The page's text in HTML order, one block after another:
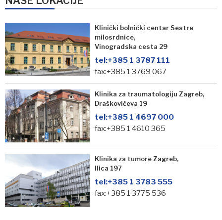
Klinički bolnički centar Sestre
milosrdnice,
Vinogradska cesta 29
tel:+385 1 3787 111
fax:+385 1 3769 067
Klinika za traumatologiju Zagreb,
Draškovićeva 19
tel:+385 1 4697 000
fax:+385 1 4610 365
Klinika za tumore Zagreb,
Ilica 197
tel:+385 1 3783 555
fax:+385 1 3775 536